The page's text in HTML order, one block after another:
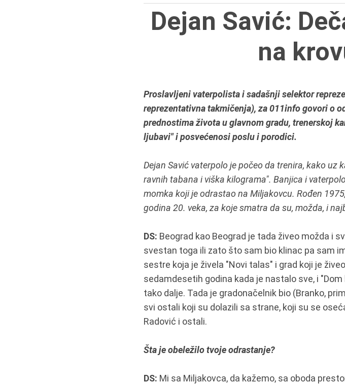
Dejan Savić:
na
Proslavljeni vaterpolista i sadašnji selektor
reprezentativna takmičenja), za 011info govori o
prednostima života u glavnom gradu, trenerskoj
ljubavi" i posvećenosi poslu i porodici.
Dejan Savić vaterpolo je počeo da trenira, kako uz
ravnih tabana i viška kilograma". Banjica i
momka koji je odrastao na Miljakovcu. Rođen
godina 20. veka, za koje smatra da su, možda, i
DS: Beograd kao Beograd je tada živeo možda i
svestan toga ili zato što sam bio klinac pa sam
sestre koja je živela "Novi talas" i grad koji je
sedamdesetih godina kada je nastalo sve, i
tako dalje. Tada je gradonačelnik bio (Branko,
svi ostali koji su dolazili sa strane, koji su se
Radović i ostali.
Šta je obeležilo tvoje odrastanje?
DS: Mi sa Miljakovca, da kažemo, sa oboda